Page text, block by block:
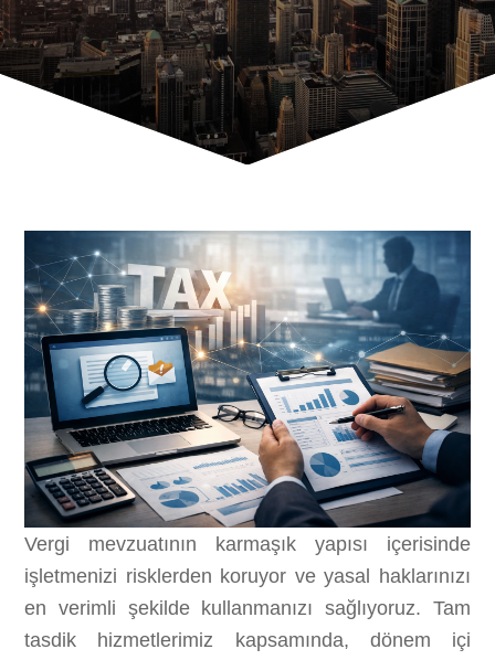
Vergi mevzuatının karmaşık yapısı içerisinde
işletmenizi risklerden koruyor ve yasal haklarınızı
en verimli şekilde kullanmanızı sağlıyoruz. Tam
tasdik hizmetlerimiz kapsamında, dönem içi